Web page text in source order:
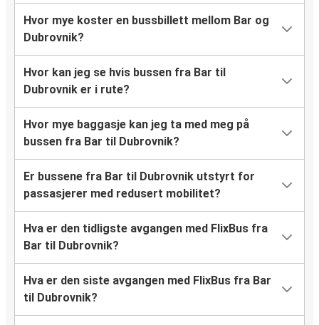
Hvor mye koster en bussbillett mellom Bar og
Dubrovnik?
Hvor kan jeg se hvis bussen fra Bar til
Dubrovnik er i rute?
Hvor mye baggasje kan jeg ta med meg på
bussen fra Bar til Dubrovnik?
Er bussene fra Bar til Dubrovnik utstyrt for
passasjerer med redusert mobilitet?
Hva er den tidligste avgangen med FlixBus fra
Bar til Dubrovnik?
Hva er den siste avgangen med FlixBus fra Bar
til Dubrovnik?